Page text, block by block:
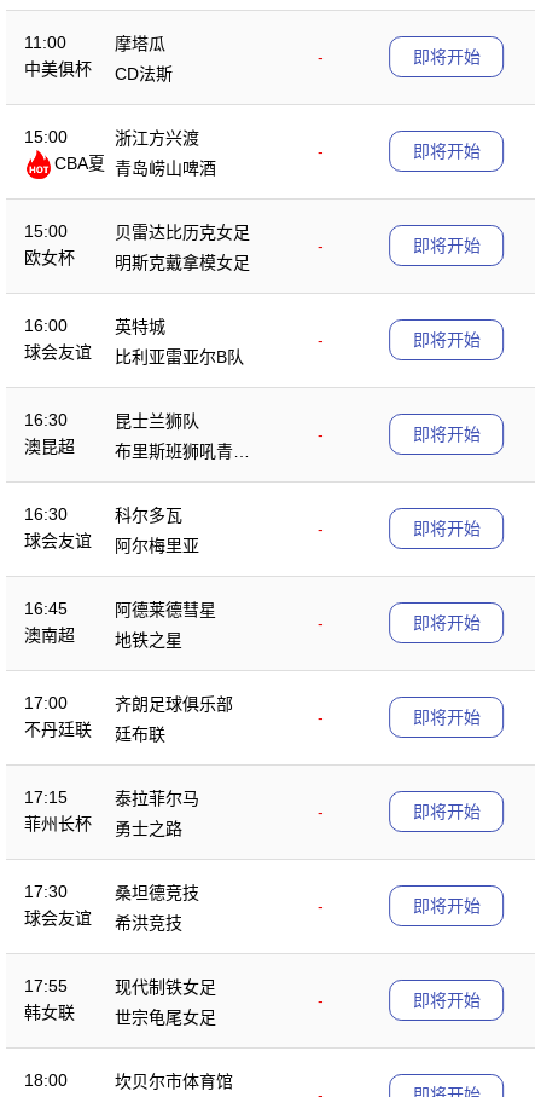
11:00
中美俱杯
摩塔瓜
-
CD法斯
即将开始
15:00
CBA夏
浙江方兴渡
-
青岛崂山啤酒
即将开始
15:00
欧女杯
贝雷达比历克女足
-
明斯克戴拿模女足
即将开始
16:00
球会友谊
英特城
-
比利亚雷亚尔B队
即将开始
16:30
澳昆超
昆士兰狮队
-
布里斯班狮吼青年
队
即将开始
16:30
球会友谊
科尔多瓦
-
阿尔梅里亚
即将开始
16:45
澳南超
阿德莱德彗星
-
地铁之星
即将开始
17:00
不丹廷联
齐朗足球俱乐部
-
廷布联
即将开始
17:15
菲州长杯
泰拉菲尔马
-
勇士之路
即将开始
17:30
球会友谊
桑坦德竞技
-
希洪竞技
即将开始
17:55
韩女联
现代制铁女足
-
世宗龟尾女足
即将开始
18:00
坎贝尔市体育馆